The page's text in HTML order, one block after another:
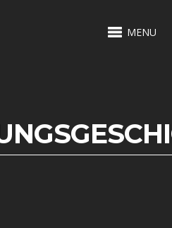
MENU